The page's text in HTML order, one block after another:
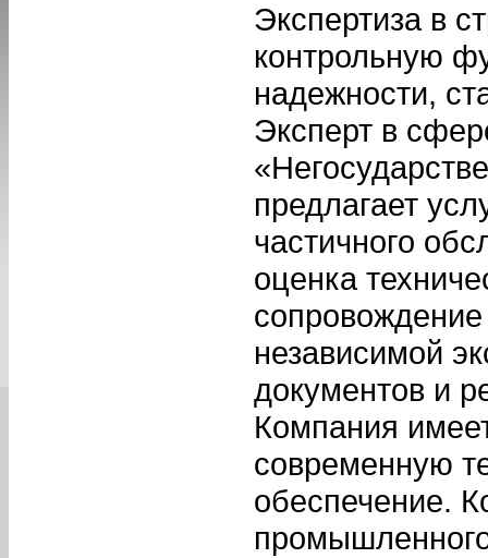
Экспертиза в
контрольную
надежности,
Эксперт в
предлагает
частичного
оценка
независимой
документов и
Компания
современную
обеспечение.